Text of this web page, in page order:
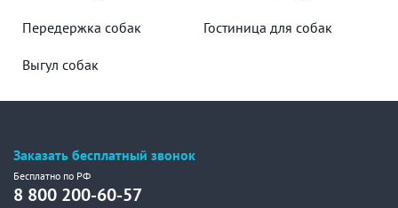
Передержка собак Гостиница для собак
Выгул собак
Заказать бесплатный звонок
Бесплатно по РФ
8 800 200-60-57